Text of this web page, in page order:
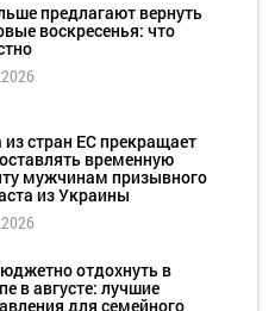
предлагают вернуть
воскресенья: что
стран ЕС прекращает
временную
мужчинам призывного
из Украины
отдохнуть в
в августе: лучшие
для семейного